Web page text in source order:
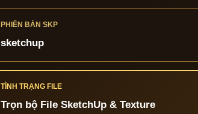
PHIÊN BẢN SKP
sketchup
TÌNH TRẠNG FILE
Trọn bộ File SketchUp & Texture